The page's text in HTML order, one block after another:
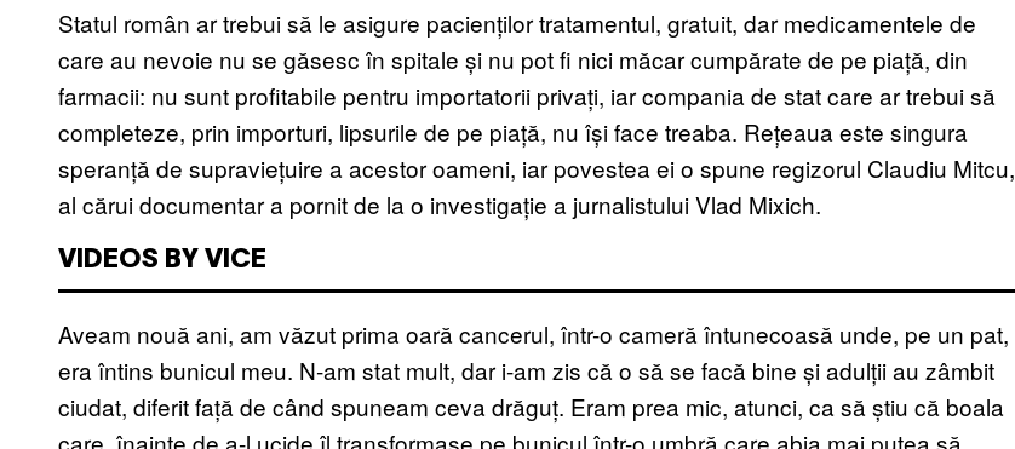
Statul român ar trebui să le asigure pacienților tratamentul, gratuit, dar medicamentele de
care au nevoie nu se găsesc în spitale și nu pot fi nici măcar cumpărate de pe piață, din
farmacii: nu sunt profitabile pentru importatorii privați, iar compania de stat care ar trebui să
completeze, prin importuri, lipsurile de pe piață, nu își face treaba. Rețeaua este singura
speranță de supraviețuire a acestor oameni, iar povestea ei o spune regizorul Claudiu Mitcu,
al cărui documentar a pornit de la o investigație a jurnalistului Vlad Mixich.
VIDEOS BY VICE
Aveam nouă ani, am văzut prima oară cancerul, într-o cameră întunecoasă unde, pe un pat,
era întins bunicul meu. N-am stat mult, dar i-am zis că o să se facă bine și adulții au zâmbit
ciudat, diferit față de când spuneam ceva drăguț. Eram prea mic, atunci, ca să știu că boala